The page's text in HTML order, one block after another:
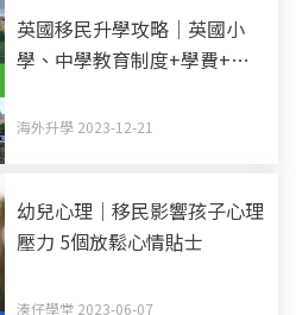
英國移民升學攻略｜英國小
學、中學教育制度+學費+揀
海外升學 2023-12-21
幼兒心理｜移民影響孩子心理
壓力 5個放鬆心情貼士
湊仔學堂 2023-06-07